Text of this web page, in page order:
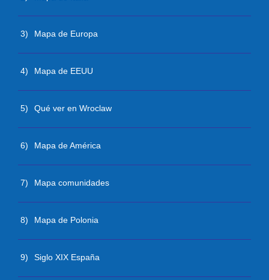
3) Mapa de Europa
4) Mapa de EEUU
5) Qué ver en Wroclaw
6) Mapa de América
7) Mapa comunidades
8) Mapa de Polonia
9) Siglo XIX España